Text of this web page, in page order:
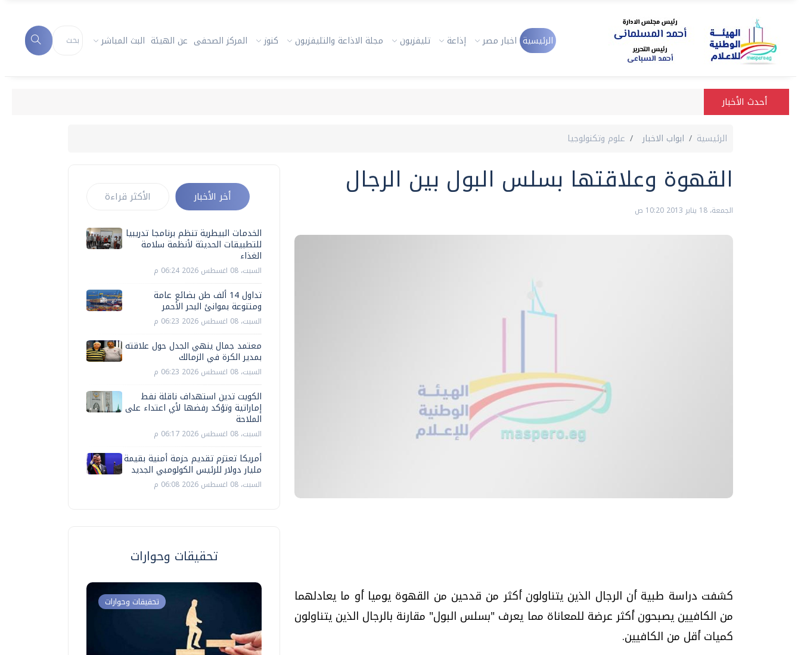
الرئيسية اخبار مصر إذاعة تليفزيون مجلة الاذاعة والتليفزيون كنوز المركز الصحفى عن الهيئة البث المباشر
أحدث الأخبار
الرئيسية ابواب الاخبار علوم وتكنولوجيا
القهوة وعلاقتها بسلس البول بين الرجال
الجمعة، 18 يناير 2013 10:20 ص
كشفت دراسة طبية أن الرجال الذين يتناولون أكثر من قدحين من القهوة يوميا أو ما يعادلهما
من الكافيين يصبحون أكثر عرضة للمعاناة مما يعرف "بسلس البول" مقارنة بالرجال الذين يتناولون
كميات أقل من الكافيين.
أخر الأخبار الأكثر قراءة
الخدمات البيطرية تنظم برنامجا تدريبيا
للتطبيقات الحديثة لأنظمة سلامة
الغذاء
السبت، 08 اغسطس 2026 06:24 م
تداول 14 ألف طن بضائع عامة
ومتنوعة بموانئ البحر الأحمر
السبت، 08 اغسطس 2026 06:23 م
معتمد جمال ينهي الجدل حول علاقته
بمدير الكرة في الزمالك
السبت، 08 اغسطس 2026 06:23 م
الكويت تدين استهداف ناقلة نفط
إماراتية وتؤكد رفضها لأي اعتداء على
الملاحة
السبت، 08 اغسطس 2026 06:17 م
أمريكا تعتزم تقديم حزمة أمنية بقيمة
مليار دولار للرئيس الكولومبي الجديد
السبت، 08 اغسطس 2026 06:08 م
تحقيقات وحوارات
تحقيقات وحوارات تحقيقات وحوارات تحقيقات وحوارات تحقيقات وحوارات